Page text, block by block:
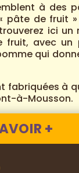
à des
pâte de fruit
ici un
fruit, avec
qui
fabriquées à
à-Mousson.
+